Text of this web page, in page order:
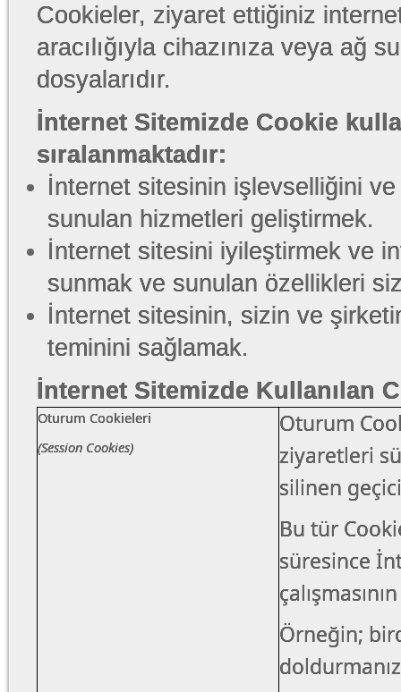
Cookieler, ziyaret ettiğiniz
aracılığıyla cihazınıza veya ağ
dosyalarıdır.
İnternet Sitemizde Cookie
sıralanmaktadır:
İnternet sitesinin işlevselliğini ve
sunulan hizmetleri geliştirmek.
İnternet sitesini iyileştirmek ve
sunmak ve sunulan özellikleri
İnternet sitesinin, sizin ve
teminini sağlamak.
İnternet Sitemizde Kullanılan
Oturum Cookieleri
(Session Cookies)​​
Oturum
ziyaretleri
silinen
Bu tür
süresince
Örneğin;